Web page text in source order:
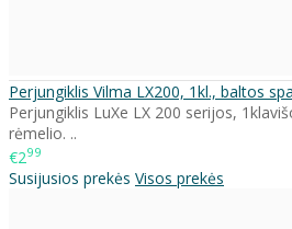
Perjungiklis Vilma LX200, 1kl., baltos
Perjungiklis LuXe LX 200 serijos,
rėmelio. ..
€299
Susijusios prekės Visos prekės